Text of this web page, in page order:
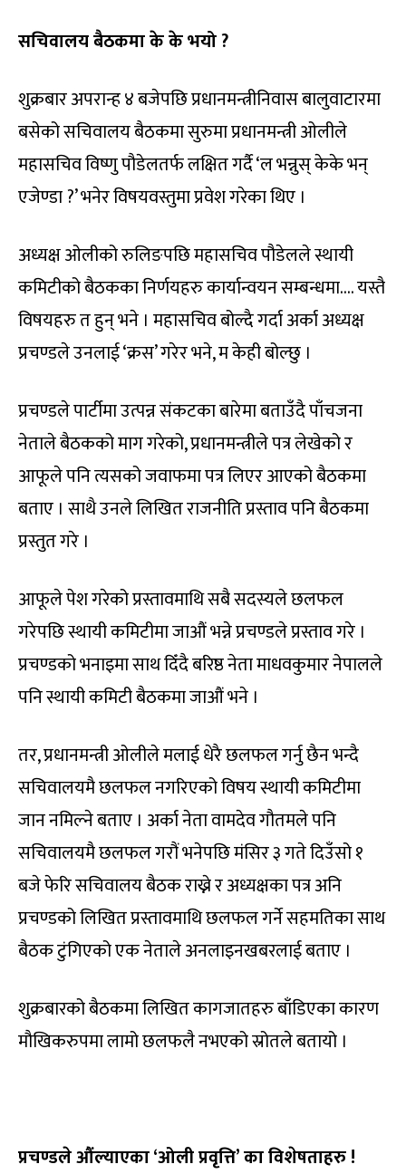
सचिवालय बैठकमा के के भयो ?
शुक्रबार अपरान्ह ४ बजेपछि प्रधानमन्त्रीनिवास बालुवाटारमा
बसेको सचिवालय बैठकमा सुरुमा प्रधानमन्त्री ओलीले
महासचिव विष्णु पौडेलतर्फ लक्षित गर्दै ‘ल भन्नुस् केके भन्
एजेण्डा ?’ भनेर विषयवस्तुमा प्रवेश गरेका थिए ।
अध्यक्ष ओलीको रुलिङपछि महासचिव पौडेलले स्थायी
कमिटीको बैठकका निर्णयहरु कार्यान्वयन सम्बन्धमा…. यस्तै
विषयहरु त हुन् भने । महासचिव बोल्दै गर्दा अर्का अध्यक्ष
प्रचण्डले उनलाई ‘क्रस’ गरेर भने, म केही बोल्छु ।
प्रचण्डले पार्टीमा उत्पन्न संकटका बारेमा बताउँदै पाँचजना
नेताले बैठकको माग गरेको, प्रधानमन्त्रीले पत्र लेखेको र
आफूले पनि त्यसको जवाफमा पत्र लिएर आएको बैठकमा
बताए । साथै उनले लिखित राजनीति प्रस्ताव पनि बैठकमा
प्रस्तुत गरे ।
आफूले पेश गरेको प्रस्तावमाथि सबै सदस्यले छलफल
गरेपछि स्थायी कमिटीमा जाऔं भन्ने प्रचण्डले प्रस्ताव गरे ।
प्रचण्डको भनाइमा साथ दिँदै बरिष्ठ नेता माधवकुमार नेपालले
पनि स्थायी कमिटी बैठकमा जाऔं भने ।
तर, प्रधानमन्त्री ओलीले मलाई धेरै छलफल गर्नु छैन भन्दै
सचिवालयमै छलफल नगरिएको विषय स्थायी कमिटीमा
जान नमिल्ने बताए । अर्का नेता वामदेव गौतमले पनि
सचिवालयमै छलफल गरौं भनेपछि मंसिर ३ गते दिउँसो १
बजे फेरि सचिवालय बैठक राख्ने र अध्यक्षका पत्र अनि
प्रचण्डको लिखित प्रस्तावमाथि छलफल गर्ने सहमतिका साथ
बैठक टुंगिएको एक नेताले अनलाइनखबरलाई बताए ।
शुक्रबारको बैठकमा लिखित कागजातहरु बाँडिएका कारण
मौखिकरुपमा लामो छलफलै नभएको स्रोतले बतायो ।
प्रचण्डले औंल्याएका ‘ओली प्रवृत्ति’ का विशेषताहरु !